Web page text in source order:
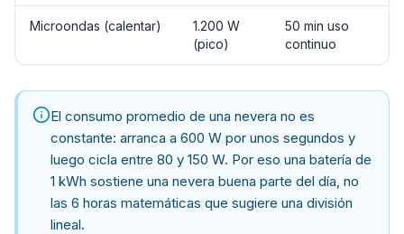
Microondas (calentar)
1.200 W
(pico)
50 min uso
continuo
El consumo promedio de una nevera no es
constante: arranca a 600 W por unos segundos y
luego cicla entre 80 y 150 W. Por eso una batería de
1 kWh sostiene una nevera buena parte del día, no
las 6 horas matemáticas que sugiere una división
lineal.